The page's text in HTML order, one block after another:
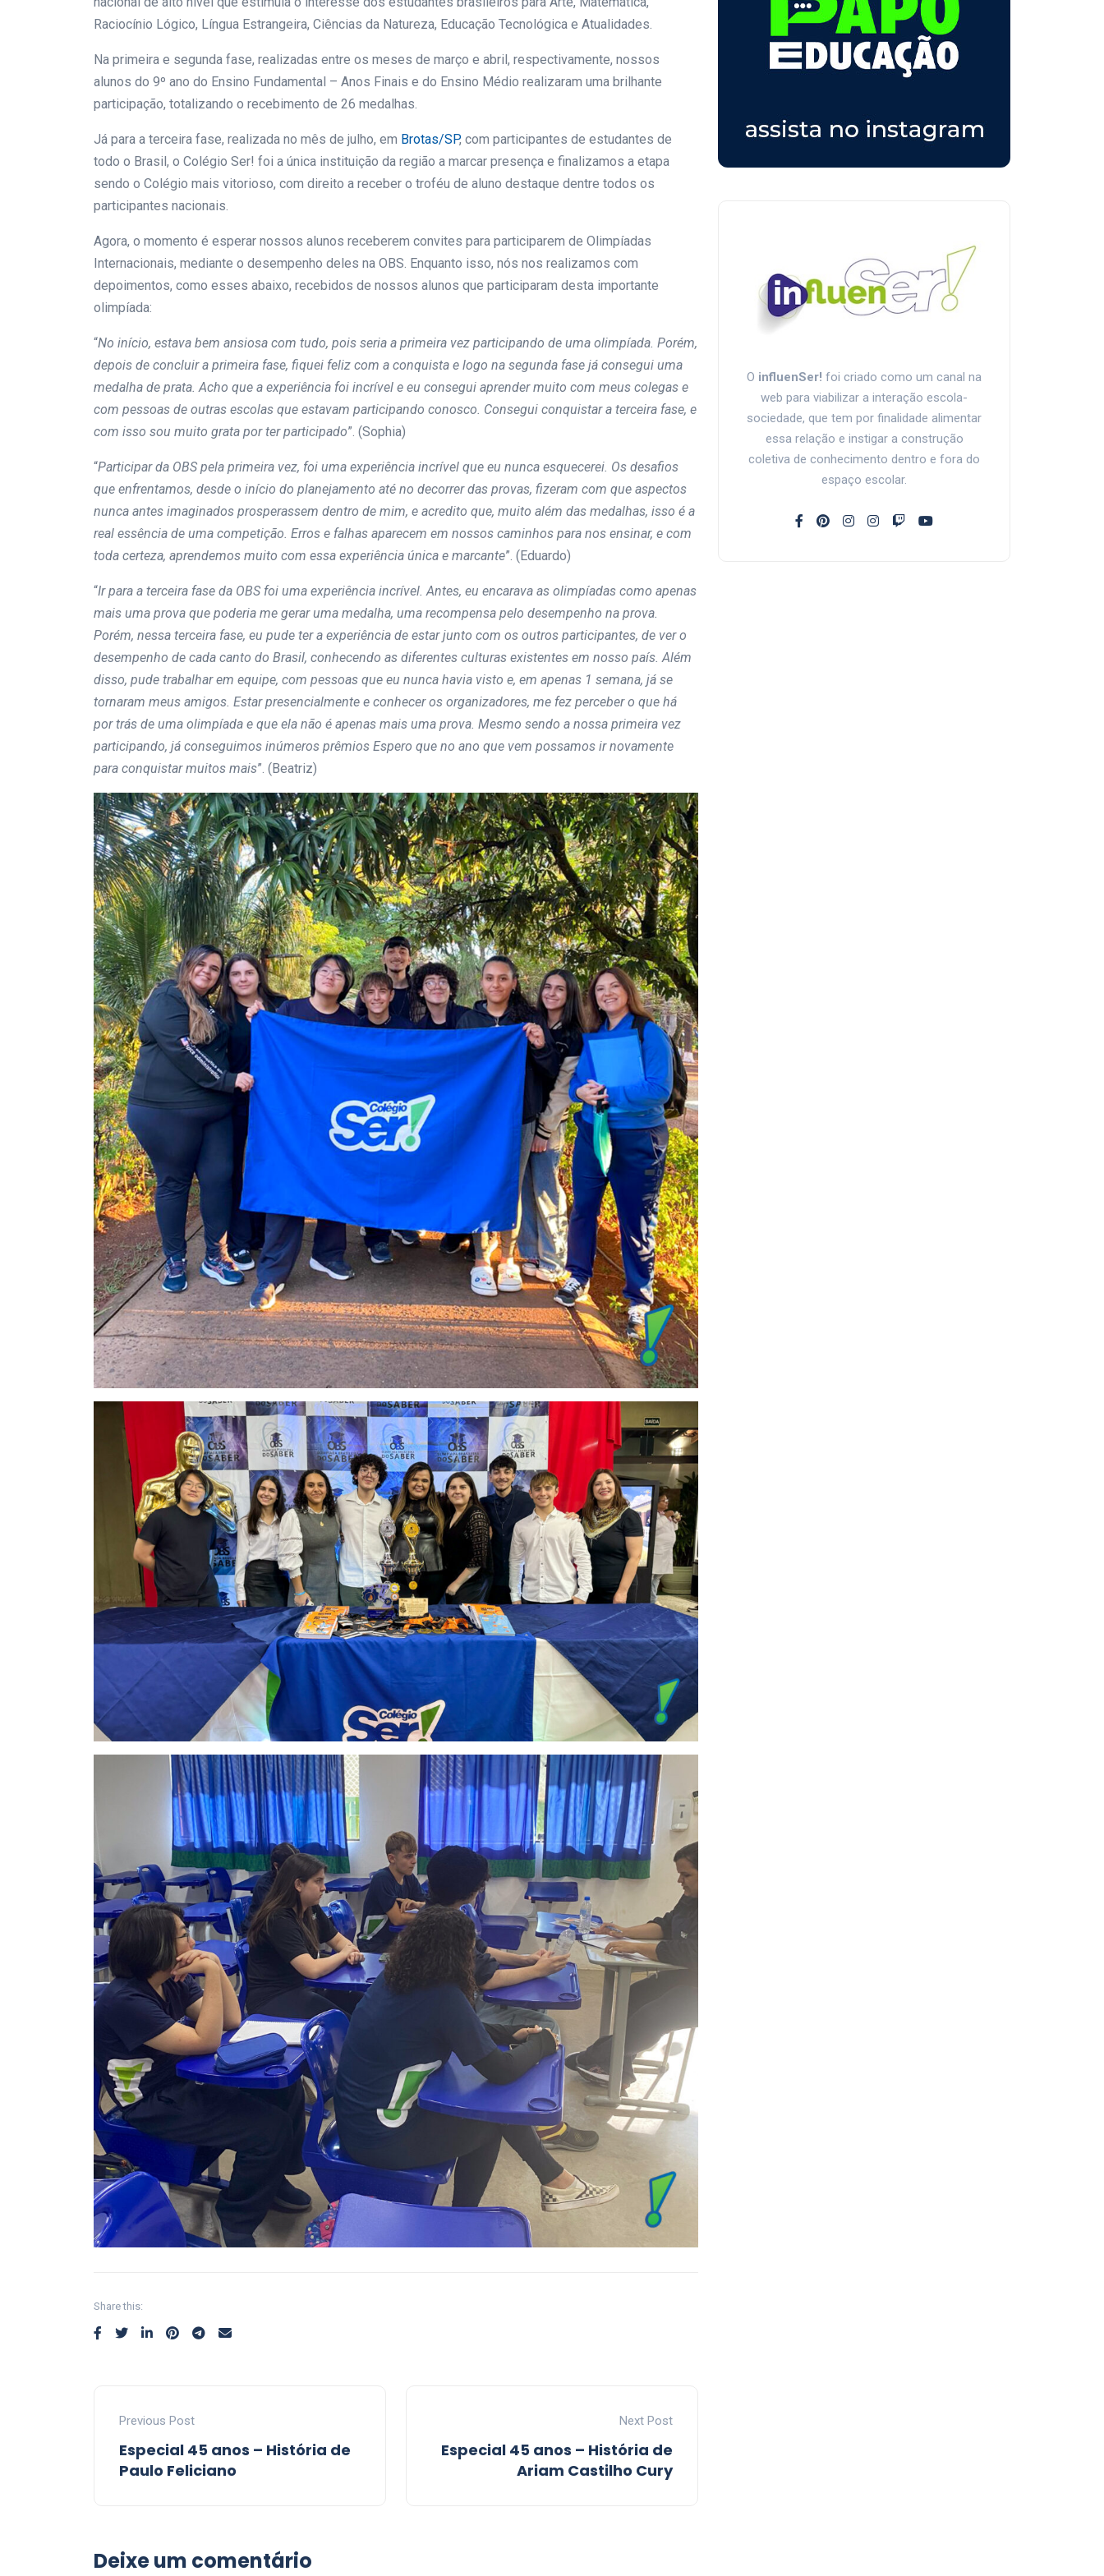
Raciocínio Lógico, Língua Estrangeira, Ciências da Natureza, Educação Tecnológica e Atualidades.
Na primeira e segunda fase, realizadas entre os meses de março e abril, respectivamente, nossos
alunos do 9º ano do Ensino Fundamental – Anos Finais e do Ensino Médio realizaram uma brilhante
participação, totalizando o recebimento de 26 medalhas.
Já para a terceira fase, realizada no mês de julho, em Brotas/SP, com participantes de estudantes de
todo o Brasil, o Colégio Ser! foi a única instituição da região a marcar presença e finalizamos a etapa
sendo o Colégio mais vitorioso, com direito a receber o troféu de aluno destaque dentre todos os
participantes nacionais.
Agora, o momento é esperar nossos alunos receberem convites para participarem de Olimpíadas
Internacionais, mediante o desempenho deles na OBS. Enquanto isso, nós nos realizamos com
depoimentos, como esses abaixo, recebidos de nossos alunos que participaram desta importante
olimpíada:
“No início, estava bem ansiosa com tudo, pois seria a primeira vez participando de uma olimpíada. Porém,
depois de concluir a primeira fase, fiquei feliz com a conquista e logo na segunda fase já consegui uma
medalha de prata. Acho que a experiência foi incrível e eu consegui aprender muito com meus colegas e
com pessoas de outras escolas que estavam participando conosco. Consegui conquistar a terceira fase, e
com isso sou muito grata por ter participado”. (Sophia)
“Participar da OBS pela primeira vez, foi uma experiência incrível que eu nunca esquecerei. Os desafios
que enfrentamos, desde o início do planejamento até no decorrer das provas, fizeram com que aspectos
nunca antes imaginados prosperassem dentro de mim, e acredito que, muito além das medalhas, isso é a
real essência de uma competição. Erros e falhas aparecem em nossos caminhos para nos ensinar, e com
toda certeza, aprendemos muito com essa experiência única e marcante”. (Eduardo)
“Ir para a terceira fase da OBS foi uma experiência incrível. Antes, eu encarava as olimpíadas como apenas
mais uma prova que poderia me gerar uma medalha, uma recompensa pelo desempenho na prova.
Porém, nessa terceira fase, eu pude ter a experiência de estar junto com os outros participantes, de ver o
desempenho de cada canto do Brasil, conhecendo as diferentes culturas existentes em nosso país. Além
disso, pude trabalhar em equipe, com pessoas que eu nunca havia visto e, em apenas 1 semana, já se
tornaram meus amigos. Estar presencialmente e conhecer os organizadores, me fez perceber o que há
por trás de uma olimpíada e que ela não é apenas mais uma prova. Mesmo sendo a nossa primeira vez
participando, já conseguimos inúmeros prêmios Espero que no ano que vem possamos ir novamente
para conquistar muitos mais”. (Beatriz)
Share this:
Previous Post
Especial 45 anos – História de
Paulo Feliciano
Next Post
Especial 45 anos – História de
Ariam Castilho Cury
Deixe um comentário
O influenSer! foi criado como um canal na
web para viabilizar a interação escola-
sociedade, que tem por finalidade alimentar
essa relação e instigar a construção
coletiva de conhecimento dentro e fora do
espaço escolar.